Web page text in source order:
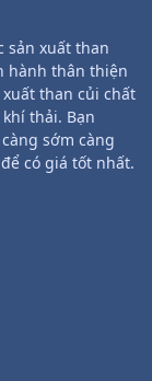
sản xuất than
hành thân thiện
than củi chất
thải. Bạn
sớm càng
có giá tốt nhất.